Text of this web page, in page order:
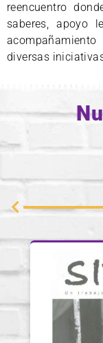
reencuentro
saberes, apoyo
diversas